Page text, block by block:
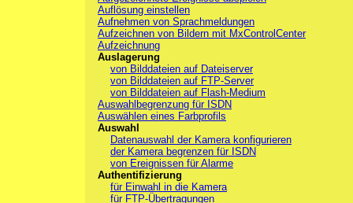
Auflösung einstellen
Aufnehmen von Sprachmeldungen
Aufzeichnen von Bildern mit MxControlCenter
Aufzeichnung
Auslagerung
von Bilddateien auf Dateiserver
von Bilddateien auf FTP-Server
von Bilddateien auf Flash-Medium
Auswahlbegrenzung für ISDN
Auswählen eines Farbprofils
Auswahl
Datenauswahl der Kamera konfigurieren
der Kamera begrenzen für ISDN
von Ereignissen für Alarme
Authentifizierung
für Einwahl in die Kamera
für FTP-Übertragungen